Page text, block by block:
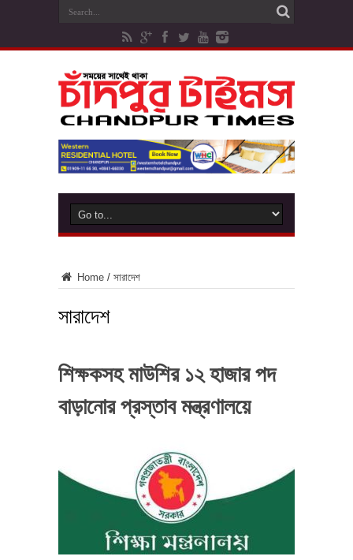
Home / সারাদেশ
সারাদেশ
শিক্ষকসহ মাউশির ১২ হাজার পদ
বাড়ানোর প্রস্তাব মন্ত্রণালয়ে